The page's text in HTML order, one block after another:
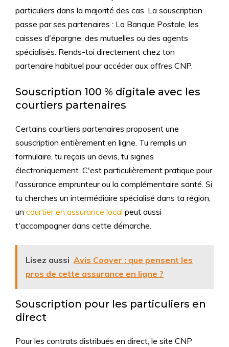
particuliers dans la majorité des cas. La souscription
passe par ses partenaires : La Banque Postale, les
caisses d'épargne, des mutuelles ou des agents
spécialisés. Rends-toi directement chez ton
partenaire habituel pour accéder aux offres CNP.
Souscription 100 % digitale avec les
courtiers partenaires
Certains courtiers partenaires proposent une
souscription entièrement en ligne. Tu remplis un
formulaire, tu reçois un devis, tu signes
électroniquement. C'est particulièrement pratique pour
l'assurance emprunteur ou la complémentaire santé. Si
tu cherches un intermédiaire spécialisé dans ta région,
un courtier en assurance local peut aussi
t'accompagner dans cette démarche.
Lisez aussi Avis Coover : que pensent les
pros de cette assurance en ligne ?
Souscription pour les particuliers en
direct
Pour les contrats distribués en direct, le site CNP